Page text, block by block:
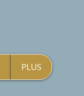
PLUS